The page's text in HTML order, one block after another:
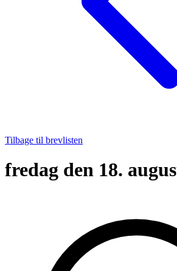
Tilbage til brevlisten
fredag den 18.